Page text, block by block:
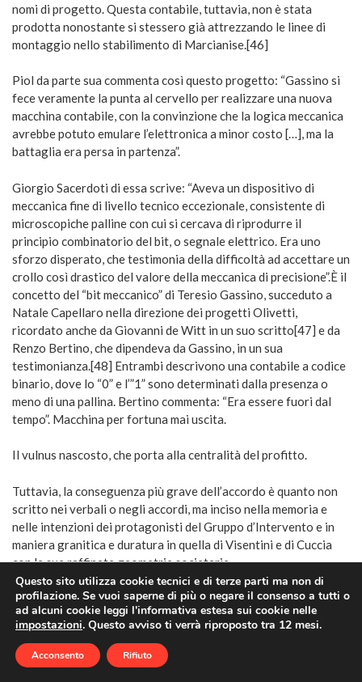
nomi di progetto. Questa contabile, tuttavia, non è stata
prodotta nonostante si stessero già attrezzando le linee di
montaggio nello stabilimento di Marcianise.[46]
Piol da parte sua commenta così questo progetto: “Gassino si
fece veramente la punta al cervello per realizzare una nuova
macchina contabile, con la convinzione che la logica meccanica
avrebbe potuto emulare l’elettronica a minor costo […], ma la
battaglia era persa in partenza”.
Giorgio Sacerdoti di essa scrive: “Aveva un dispositivo di
meccanica fine di livello tecnico eccezionale, consistente di
microscopiche palline con cui si cercava di riprodurre il
principio combinatorio del bit, o segnale elettrico. Era uno
sforzo disperato, che testimonia della difficoltà ad accettare un
crollo così drastico del valore della meccanica di precisione”.È il
concetto del “bit meccanico” di Teresio Gassino, succeduto a
Natale Capellaro nella direzione dei progetti Olivetti,
ricordato anche da Giovanni de Witt in un suo scritto[47] e da
Renzo Bertino, che dipendeva da Gassino, in un sua
testimonianza.[48] Entrambi descrivono una contabile a codice
binario, dove lo “0” e l’”1” sono determinati dalla presenza o
meno di una pallina. Bertino commenta: “Era essere fuori dal
tempo”. Macchina per fortuna mai uscita.
Il vulnus nascosto, che porta alla centralità del profitto.
Tuttavia, la conseguenza più grave dell’accordo è quanto non
scritto nei verbali o negli accordi, ma inciso nella memoria e
nelle intenzioni dei protagonisti del Gruppo d’Intervento e in
maniera granitica e duratura in quella di Visentini e di Cuccia
con le sue raffinate geometrie societarie.
Il macigno messo al collo dell’Azienda dal Gruppo di Intervento
è il blocco del capitale sociale a 60 miliardi di lire,
capitalizzazione avvenuta ben due anni prima il 3 ottobre 1962,
[49] voluto per mantenere l’Olivetti sotto controllo e
impedirgli quella alterità antisistemica di Adriano Olivetti.
Questo sito utilizza cookie tecnici e di terze parti ma non di
profilazione. Se vuoi saperne di più o negare il consenso a tutti o
ad alcuni cookie leggi l'informativa estesa sui cookie nelle
impostazioni. Questo avviso ti verrà riproposto tra 12 mesi.
Acconsento Rifiuto